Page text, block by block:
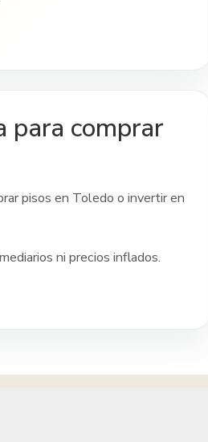
para comprar
pisos en Toledo o invertir en
ni precios inflados.